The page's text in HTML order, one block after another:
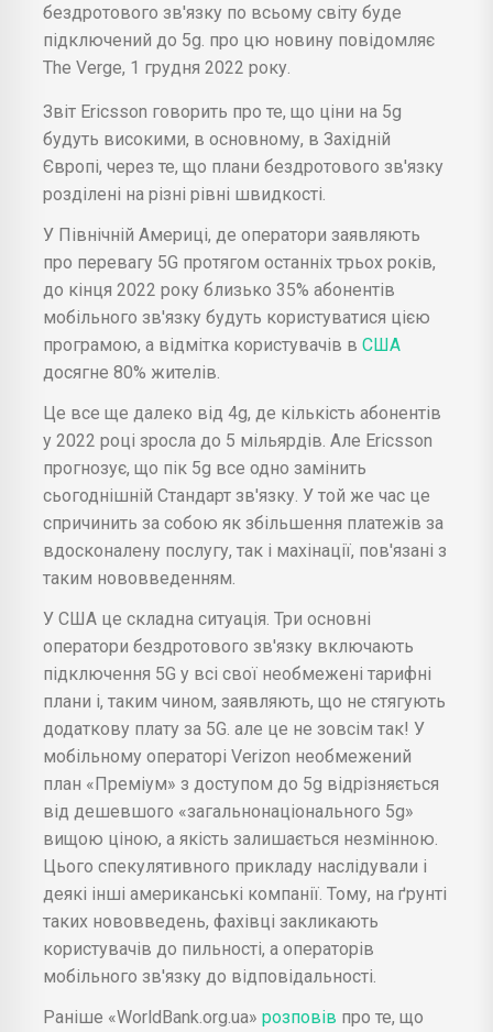
бездротового зв'язку по всьому світу буде
підключений до 5g. про цю новину повідомляє
The Verge, 1 грудня 2022 року.
Звіт Ericsson говорить про те, що ціни на 5g
будуть високими, в основному, в Західній
Європі, через те, що плани бездротового зв'язку
розділені на різні рівні швидкості.
У Північній Америці, де оператори заявляють
про перевагу 5G протягом останніх трьох років,
до кінця 2022 року близько 35% абонентів
мобільного зв'язку будуть користуватися цією
програмою, а відмітка користувачів в США
досягне 80% жителів.
Це все ще далеко від 4g, де кількість абонентів
у 2022 році зросла до 5 мільярдів. Але Ericsson
прогнозує, що пік 5g все одно замінить
сьогоднішній Стандарт зв'язку. У той же час це
спричинить за собою як збільшення платежів за
вдосконалену послугу, так і махінації, пов'язані з
таким нововведенням.
У США це складна ситуація. Три основні
оператори бездротового зв'язку включають
підключення 5G у всі свої необмежені тарифні
плани і, таким чином, заявляють, що не стягують
додаткову плату за 5G. але це не зовсім так! У
мобільному операторі Verizon необмежений
план «Преміум» з доступом до 5g відрізняється
від дешевшого «загальнонаціонального 5g»
вищою ціною, а якість залишається незмінною.
Цього спекулятивного прикладу наслідували і
деякі інші американські компанії. Тому, на ґрунті
таких нововведень, фахівці закликають
користувачів до пильності, а операторів
мобільного зв'язку до відповідальності.
Раніше «WorldBank.org.ua» розповів про те, що